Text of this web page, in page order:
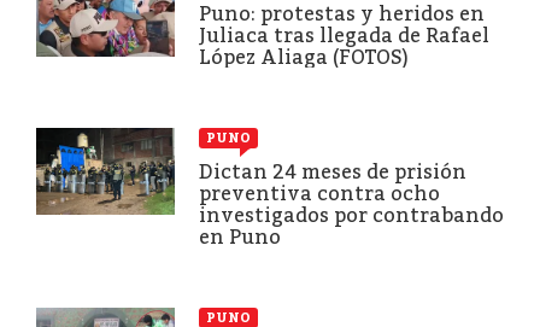
Puno: protestas y heridos en
Juliaca tras llegada de Rafael
López Aliaga (FOTOS)
PUNO
Dictan 24 meses de prisión
preventiva contra ocho
investigados por contrabando
en Puno
PUNO